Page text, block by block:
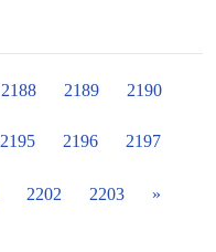
2188 2189 2190
2195 2196 2197
2202 2203 »